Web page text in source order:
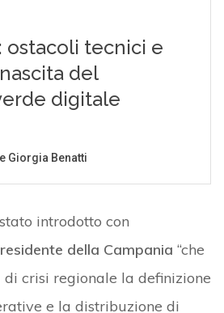
introdotto con
della Campania “che
di crisi regionale la definizione
e la distribuzione di